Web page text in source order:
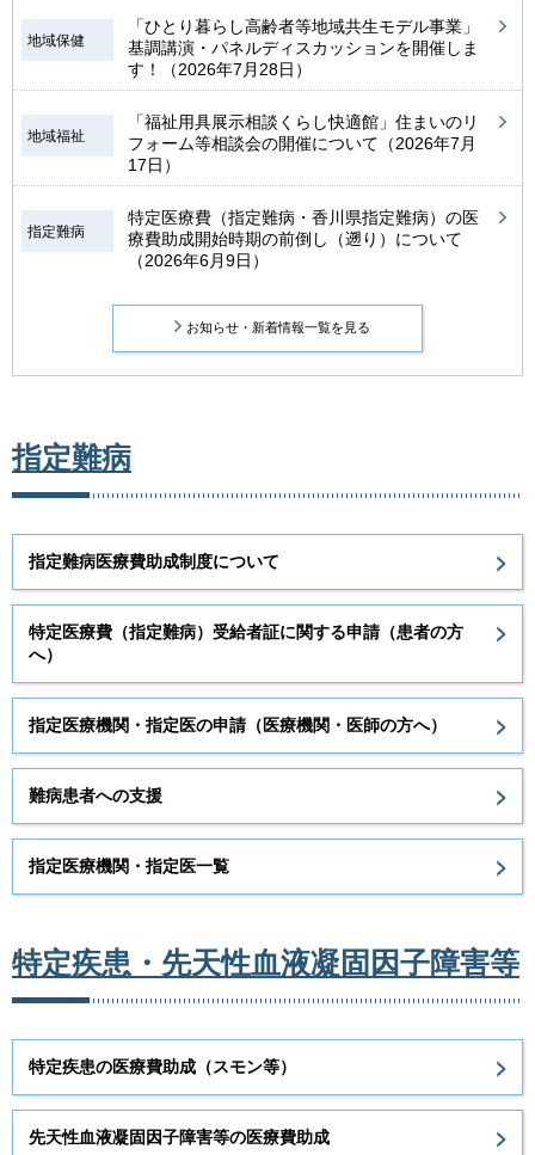
地域保健
「ひとり暮らし高齢者等地域共生モデル事業」
基調講演・パネルディスカッションを開催しま
す！（2026年7月28日）
地域福祉
「福祉用具展示相談くらし快適館」住まいのリ
フォーム等相談会の開催について（2026年7月
17日）
指定難病
特定医療費（指定難病・香川県指定難病）の医
療費助成開始時期の前倒し（遡り）について
（2026年6月9日）
お知らせ・新着情報一覧を見る
指定難病
指定難病医療費助成制度について
特定医療費（指定難病）受給者証に関する申請（患者の方
へ）
指定医療機関・指定医の申請（医療機関・医師の方へ）
難病患者への支援
指定医療機関・指定医一覧
特定疾患・先天性血液凝固因子障害等
特定疾患の医療費助成（スモン等）
先天性血液凝固因子障害等の医療費助成